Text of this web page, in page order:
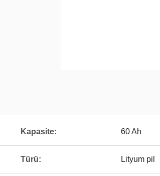
Kapasite: 60 Ah
Türü: Lityum pil